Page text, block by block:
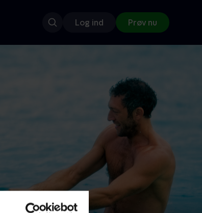
Log ind Prøv nu